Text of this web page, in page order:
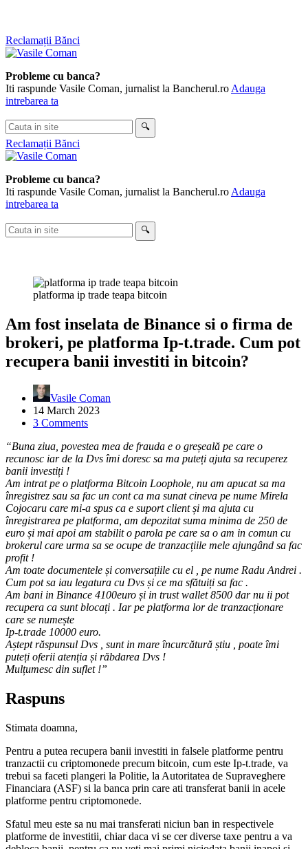
Skip
to
Reclamații Bănci
Probleme cu banca?
Iti raspunde Vasile Coman, jurnalist la Bancherul.ro Adauga
intrebarea ta
Cauta
in
site
🔍
Reclamații Bănci
Probleme cu banca?
Iti raspunde Vasile Coman, jurnalist la Bancherul.ro Adauga
intrebarea ta
Cauta
in
🔍
platforma ip trade teapa bitcoin
Am fost inselata de Binance si o firma de
brokeri, pe platforma Ip-t.trade. Cum pot
recupera banii investiti in bitcoin?
Vasile Coman
14 March 2023
3 Comments
“Buna ziua, povestea mea de frauda e o greșeală pe care o
recunosc iar de la Dvs îmi doresc sa ma puteți ajuta sa recuperez
banii investiți !
Am intrat pe o platforma Bitcoin Loophole, nu am apucat sa ma
înregistrez sau sa fac un cont ca ma sunat cineva pe nume Mirela
Cojocaru care mi-a spus ca e suport client și ma ajuta cu
înregistrarea pe platforma, am depozitat suma minima de 250 de
euro și mai apoi am stabilit o parola pe care sa o am in comun cu
brokerul care urma sa se ocupe de tranzacțiile mele ajungând sa fac
profit !
Am toate documentele și conversațiile cu el , pe nume Radu Andrei .
Cum pot sa iau legatura cu Dvs și ce ma sfătuiți sa fac .
Am bani in Binance 4100euro și in trust wallet 8500 dar nu ii pot
recupera ca sunt blocați . Iar pe platforma lor de tranzacționare
care se numește
Ip-t.trade 10000 euro.
Aștept răspunsul Dvs , sunt in mare încurcătură știu , poate îmi
puteți oferii atenția și răbdarea Dvs !
Mulțumesc din suflet !”
Raspuns
Stimata doamna,
Pentru a putea recupera banii investiti in falsele platforme pentru
tranzactii cu criptomonede precum bitcoin, cum este Ip-t.trade, va
trebui sa faceti plangeri la Politie, la Autoritatea de Supraveghere
Financiara (ASF) si la banca prin care ati transferat banii in acele
platforme pentru criptomonede.
Sfatul meu este sa nu mai transferati niciun ban in respectivele
platforme de investitii, chiar daca vi se cer diverse taxe pentru a va